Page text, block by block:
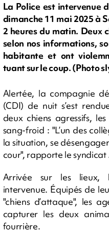
La Police est intervenue
dimanche 11 mai 2025 à
2 heures du matin. Deux
selon nos informations,
habitante et ont
tuant sur le coup. (Photo
Alertée, la compagnie
(CDI) de nuit s’est
deux chiens agressifs,
sang-froid : "L’un des
la situation, se
cour", rapporte le
Arrivée sur les lieux,
intervenue. Équipés de
"chiens d’attaque", les
capturer les deux
fourrière.